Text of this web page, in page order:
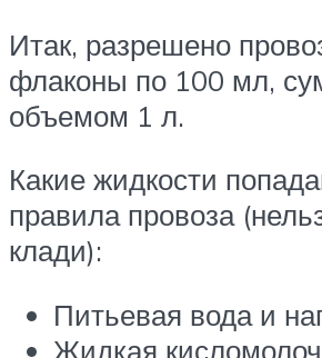
Итак, разрешено
флаконы по 100 мл,
объемом 1 л.
Какие жидкости
правила провоза
клади):
Питьевая вода и
Жидкая